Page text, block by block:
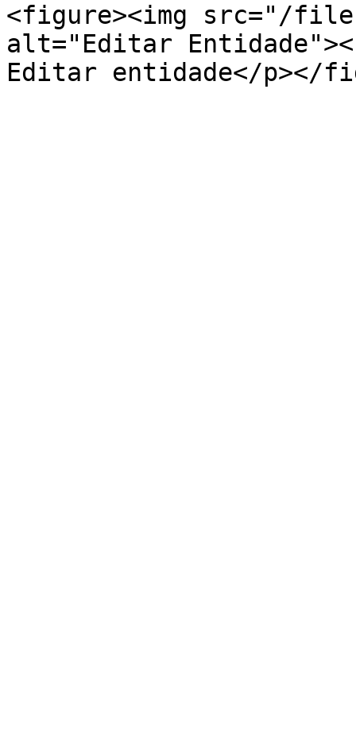
<figure><img src="/files/
alt="Editar